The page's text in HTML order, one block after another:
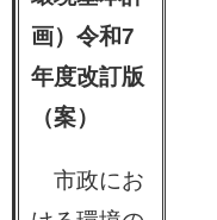
画）令和7
年度改訂版
（案）​
市政にお